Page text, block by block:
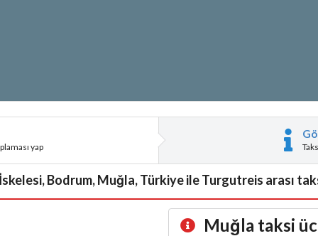
yap
Bodrum, Muğla, Türkiye ile Turgutreis arası
Muğla taksi